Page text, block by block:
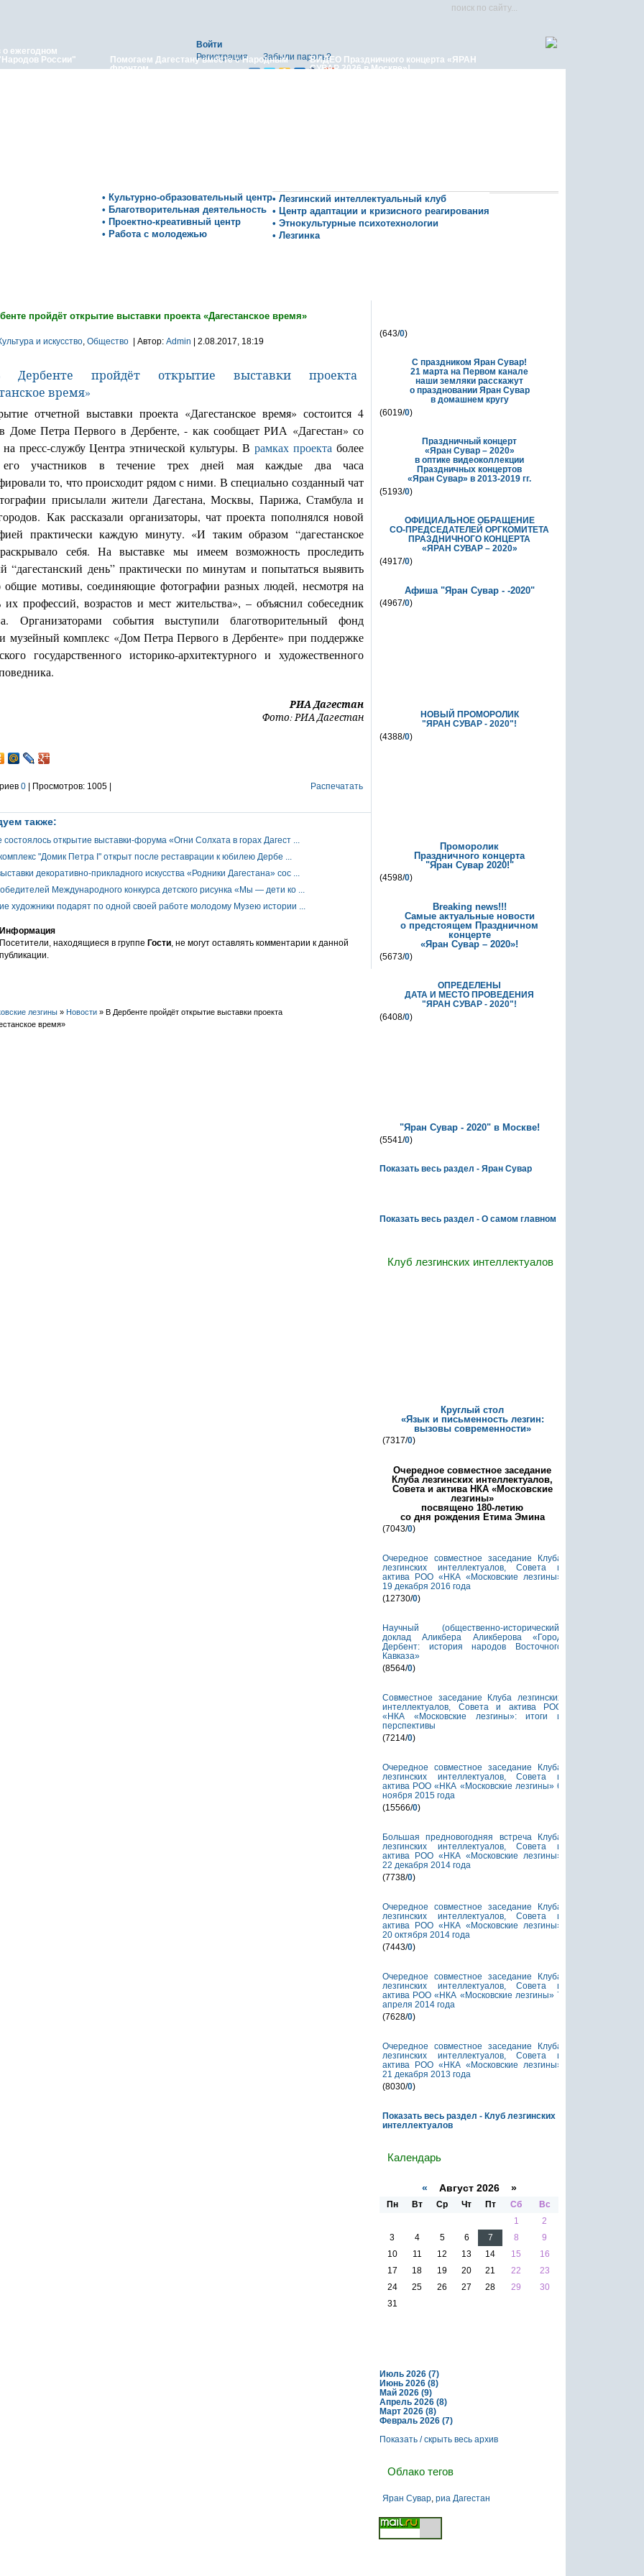
Войти
Регистрация
Забыли пароль?
о ежегодном
России"
Помогаем Дагестану вместе с Народным
фронтом
ВИДЕО Праздничного концерта «ЯРАН
СУВАР 2026 в Москве»!
• Культурно-образовательный центр
• Благотворительная деятельность
• Проектно-креативный центр
• Работа с молодежью
• Лезгинский интеллектуальный клуб
• Центр адаптации и кризисного реагирования
• Этнокультурные психотехнологии
• Лезгинка
пройдёт открытие выставки проекта «Дагестанское время»
и искусство, Общество | Автор: Admin | 2.08.2017, 18:19
отчетной выставки проекта «Дагестанское время» состоится 4
в Доме Петра Первого в Дербенте, - как сообщает РИА «Дагестан» со
на пресс-службу Центра этнической культуры. Врамках проекта более
его участников в течение трех дней мая каждые два часа
то, что происходит рядом с ними. В специально созданный чат
присылали жители Дагестана, Москвы, Парижа, Стамбула и
Как рассказали организаторы, чат проекта пополнялся новой
практически каждую минуту. «И таким образом “дагестанское
себя. На выставке мы имеем возможность проследить
“дагестанский день” практически по минутам и попытаться выявить
общие мотивы, соединяющие фотографии разных людей, несмотря на
их профессий, возрастов и мест жительства», – объяснил собеседник
Организаторами события выступили благотворительный фонд
музейный комплекс «Дом Петра Первого в Дербенте» при поддержке
государственного историко-архитектурного и художественного
РИА Дагестан
Фото: РИА Дагестан
0 | Просмотров: 1005 | Распечатать
также:
открытие выставки-форума «Огни Солхата в горах Дагест ...
"Домик Петра I" открыт после реставрации к юбилею Дербе ...
декоративно-прикладного искусства «Родники Дагестана» сос ...
Международного конкурса детского рисунка «Мы — дети ко ...
художники подарят по одной своей работе молодому Музею истории ...
Информация
Посетители, находящиеся в группе Гости, не могут оставлять комментарии к данной
публикации.
лезгины » Новости » В Дербенте пройдёт открытие выставки проекта
время»
(643/0)
С праздником Яран Сувар!
21 марта на Первом канале
наши земляки расскажут
о праздновании Яран Сувар
в домашнем кругу
(6019/0)
Праздничный концерт
«Яран Сувар – 2020»
в оптике видеоколлекции
Праздничных концертов
«Яран Сувар» в 2013-2019 гг.
(5193/0)
ОФИЦИАЛЬНОЕ ОБРАЩЕНИЕ
СО-ПРЕДСЕДАТЕЛЕЙ ОРГКОМИТЕТА
ПРАЗДНИЧНОГО КОНЦЕРТА
«ЯРАН СУВАР – 2020»
(4917/0)
Афиша "Яран Сувар - -2020"
(4967/0)
НОВЫЙ ПРОМОРОЛИК
"ЯРАН СУВАР - 2020"!
(4388/0)
Проморолик
Праздничного концерта
"Яран Сувар 2020!"
(4598/0)
Breaking news!!!
Самые актуальные новости
о предстоящем Праздничном
концерте
«Яран Сувар – 2020»!
(5673/0)
ОПРЕДЕЛЕНЫ
ДАТА И МЕСТО ПРОВЕДЕНИЯ
"ЯРАН СУВАР - 2020"!
(6408/0)
"Яран Сувар - 2020" в Москве!
(5541/0)
Показать весь раздел - Яран Сувар
Показать весь раздел - О самом главном
Клуб лезгинских интеллектуалов
Круглый стол
«Язык и письменность лезгин:
вызовы современности»
(7317/0)
Очередное совместное заседание
Клуба лезгинских интеллектуалов,
Совета и актива НКА «Московские
лезгины»
посвящено 180-летию
со дня рождения Етима Эмина
(7043/0)
Очередное совместное заседание Клуба
лезгинских интеллектуалов, Совета и
актива РОО «НКА «Московские лезгины»
19 декабря 2016 года
(12730/0)
Научный (общественно-исторический)
доклад Аликбера Аликберова «Город
Дербент: история народов Восточного
Кавказа»
(8564/0)
Совместное заседание Клуба лезгинских
интеллектуалов, Совета и актива РОО
«НКА «Московские лезгины»: итоги и
перспективы
(7214/0)
Очередное совместное заседание Клуба
лезгинских интеллектуалов, Совета и
актива РОО «НКА «Московские лезгины» 6
ноября 2015 года
(15566/0)
Большая предновогодняя встреча Клуба
лезгинских интеллектуалов, Совета и
актива РОО «НКА «Московские лезгины»
22 декабря 2014 года
(7738/0)
Очередное совместное заседание Клуба
лезгинских интеллектуалов, Совета и
актива РОО «НКА «Московские лезгины»
20 октября 2014 года
(7443/0)
Очередное совместное заседание Клуба
лезгинских интеллектуалов, Совета и
актива РОО «НКА «Московские лезгины» 7
апреля 2014 года
(7628/0)
Очередное совместное заседание Клуба
лезгинских интеллектуалов, Совета и
актива РОО «НКА «Московские лезгины»
21 декабря 2013 года
(8030/0)
Показать весь раздел - Клуб лезгинских
интеллектуалов
Календарь
« Август 2026 »
Пн Вт Ср Чт Пт Сб
Вс
1
2
3
4 5 6 7 8
9
10
11 12 13 14 15
16
17
18 19 20 21 22
23
24
25 26 27 28 29
30
31
Июль 2026 (7)
Июнь 2026 (8)
Май 2026 (9)
Апрель 2026 (8)
Март 2026 (8)
Февраль 2026 (7)
Показать / скрыть весь архив
Облако тегов
Яран Сувар, риа Дагестан